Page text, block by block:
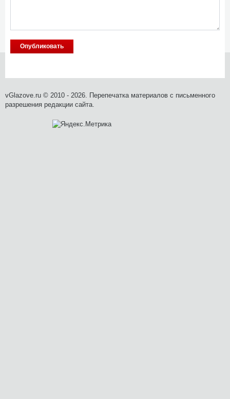
vGlazove.ru © 2010 - 2026. Перепечатка материалов с письменного
разрешения редакции сайта.